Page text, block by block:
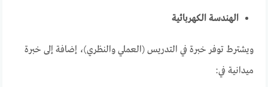
الهندسة الكهربائية
ويشترط توفر خبرة في التدريس (العملي والنظري)، إضافة إلى خبرة
ميدانية في: